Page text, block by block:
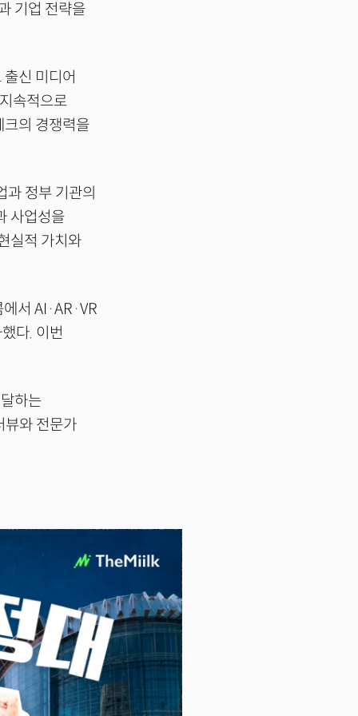
기업 전략을
신 미디어
속적으로
의 경쟁력을
과 정부 기관의
사업성을
실적 가치와
서 AI·AR·VR
다. 이번
하는
뷰와 전문가